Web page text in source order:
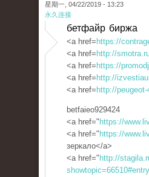
星期一, 04/22/2019 - 13:23
永久连接
бетфайр биржа
<a href= https://
<a href= http://
<a href= https://
<a href= http://
<a href= http://
betfaieo929424
<a href=" https://
<a href=" https://
зеркало</a>
<a href=" http://